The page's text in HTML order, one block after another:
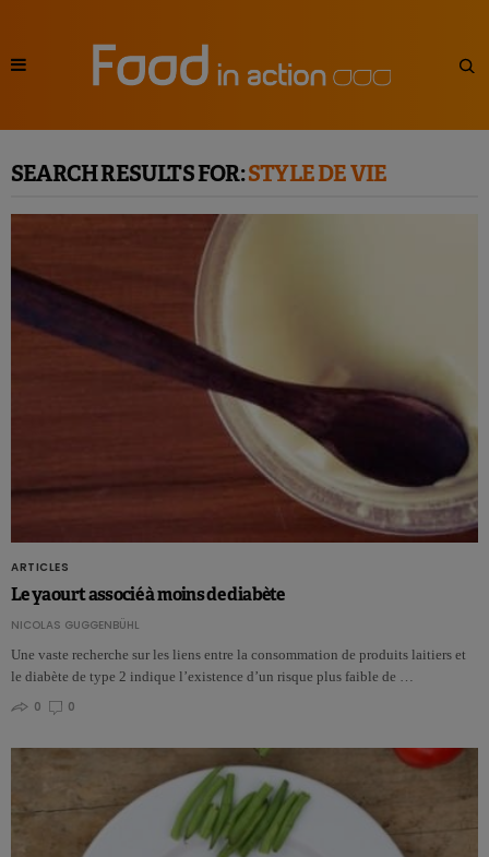
SEARCH RESULTS FOR:STYLE DE VIE
ARTICLES
Le yaourt associé à moins de diabète
NICOLAS GUGGENBÜHL
Une vaste recherche sur les liens entre la consommation de produits laitiers et
le diabète de type 2 indique l’existence d’un risque plus faible de …
0
0